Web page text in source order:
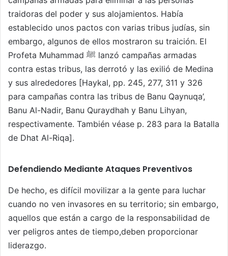
traidoras del poder y sus alojamientos. Había
establecido unos pactos con varias tribus judías, sin
embargo, algunos de ellos mostraron su traición. El
Profeta Muhammad ﷺ lanzó campañas armadas
contra estas tribus, las derrotó y las exilió de Medina
y sus alrededores [Haykal, pp. 245, 277, 311 y 326
para campañas contra las tribus de Banu Qaynuqa’,
Banu Al-Nadir, Banu Quraydhah y Banu Lihyan,
respectivamente. También véase p. 283 para la Batalla
de Dhat Al-Riqa].
Defendiendo Mediante Ataques Preventivos
De hecho, es difícil movilizar a la gente para luchar
cuando no ven invasores en su territorio; sin embargo,
aquellos que están a cargo de la responsabilidad de
ver peligros antes de tiempo,deben proporcionar
liderazgo.